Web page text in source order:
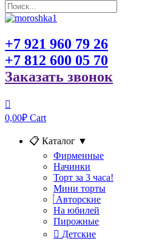
+7 921 960 79 26
+7 812 600 05 70
Заказать звонок
0,00₽ Cart
📋 Каталог ▼
Фирменные
Начинки
Торт за 3 часа!
Мини торты
Авторские
На юбилей
Пирожные
Детские